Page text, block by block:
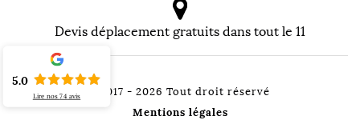
Devis déplacement gratuits dans tout le 11
©2017 - 2026 Tout droit réservé
Mentions légales
5.0
Lire nos74 avis